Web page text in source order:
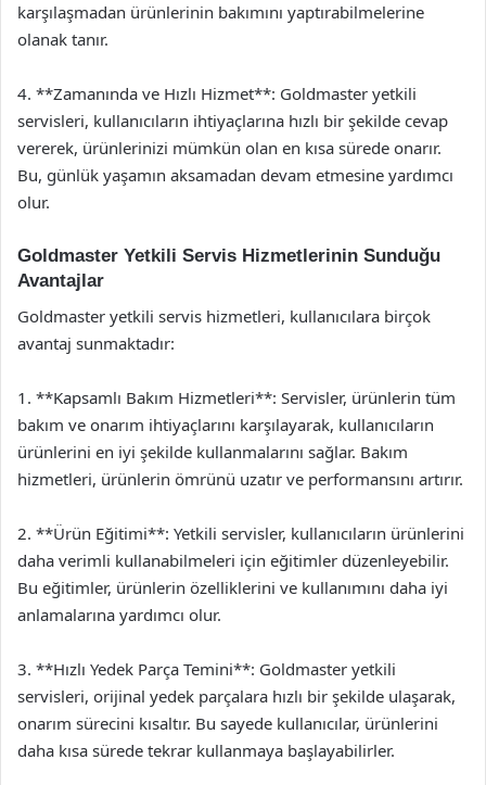
karşılaşmadan ürünlerinin bakımını yaptırabilmelerine
olanak tanır.
4. **Zamanında ve Hızlı Hizmet**: Goldmaster yetkili
servisleri, kullanıcıların ihtiyaçlarına hızlı bir şekilde cevap
vererek, ürünlerinizi mümkün olan en kısa sürede onarır.
Bu, günlük yaşamın aksamadan devam etmesine yardımcı
olur.
Goldmaster Yetkili Servis Hizmetlerinin Sunduğu
Avantajlar
Goldmaster yetkili servis hizmetleri, kullanıcılara birçok
avantaj sunmaktadır:
1. **Kapsamlı Bakım Hizmetleri**: Servisler, ürünlerin tüm
bakım ve onarım ihtiyaçlarını karşılayarak, kullanıcıların
ürünlerini en iyi şekilde kullanmalarını sağlar. Bakım
hizmetleri, ürünlerin ömrünü uzatır ve performansını artırır.
2. **Ürün Eğitimi**: Yetkili servisler, kullanıcıların ürünlerini
daha verimli kullanabilmeleri için eğitimler düzenleyebilir.
Bu eğitimler, ürünlerin özelliklerini ve kullanımını daha iyi
anlamalarına yardımcı olur.
3. **Hızlı Yedek Parça Temini**: Goldmaster yetkili
servisleri, orijinal yedek parçalara hızlı bir şekilde ulaşarak,
onarım sürecini kısaltır. Bu sayede kullanıcılar, ürünlerini
daha kısa sürede tekrar kullanmaya başlayabilirler.